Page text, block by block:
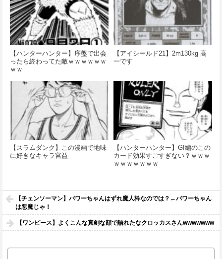
【ハンターハンター】序盤で出会
ったら終わってた敵ｗｗｗｗｗｗ
ｗｗ
【アイシールド21】2m130kg 高
一です
【スラムダンク】この漫画で地味
に好きなキャラ宮益
【ハンターハンター】GI編のこの
カード効果すごすぎない？ｗｗｗ
ｗｗｗｗｗｗｗ
【チェンソーマン】パワーちゃんはずれ魔人枠なのでは？←パワーちゃん
は悪魔じゃ！
【ワンピース】よくこんな真剣な顔で語れたなクロッカスさんwwwwwww